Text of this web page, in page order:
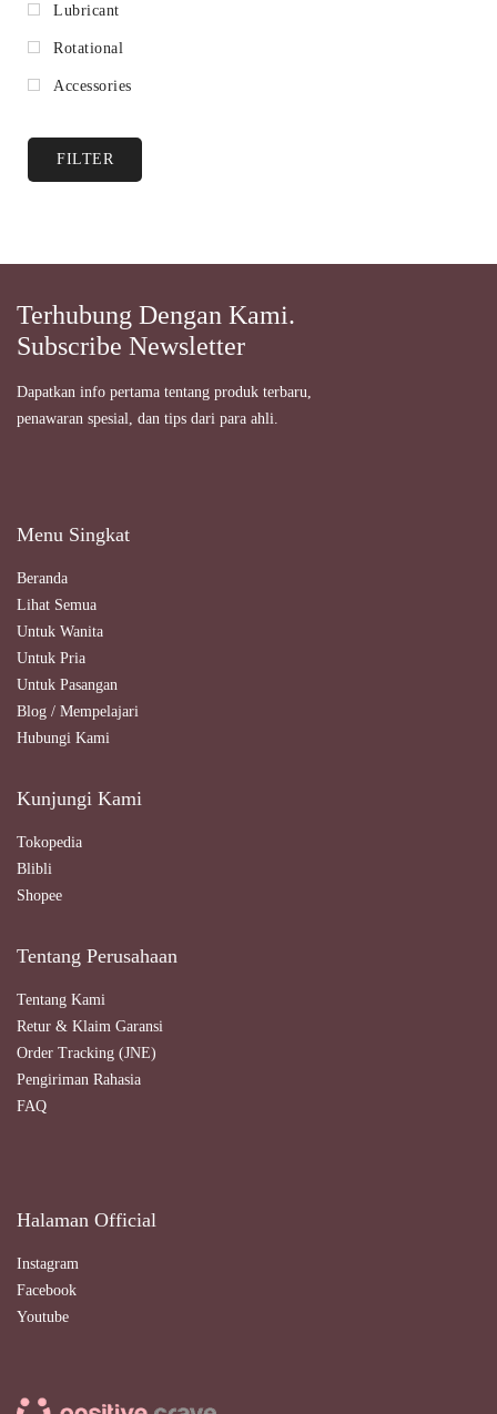
Lubricant
Rotational
Accessories
FILTER
Terhubung Dengan Kami.
Subscribe Newsletter
Dapatkan info pertama tentang produk terbaru,
penawaran spesial, dan tips dari para ahli.
Menu Singkat
Beranda
Lihat Semua
Untuk Wanita
Untuk Pria
Untuk Pasangan
Blog / Mempelajari
Hubungi Kami
Kunjungi Kami
Tokopedia
Blibli
Shopee
Tentang Perusahaan
Tentang Kami
Retur & Klaim Garansi
Order Tracking (JNE)
Pengiriman Rahasia
FAQ
Halaman Official
Instagram
Facebook
Youtube